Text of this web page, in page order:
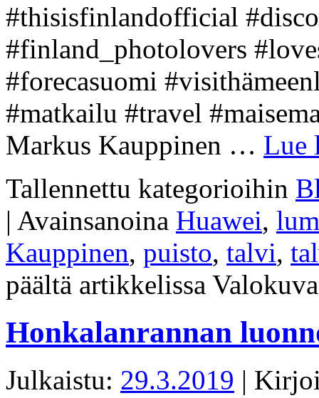
#thisisfinlandofficial
#finland_photolovers
#forecasuomi
#matkailu #travel
Markus Kauppinen … Lue
Tallennettu kategorioihin
| Avainsanoina Huawei,
Kauppinen, puisto, talvi,
päältä artikkelissa
Honkalanrannan
Julkaistu: 29.3.2019 |